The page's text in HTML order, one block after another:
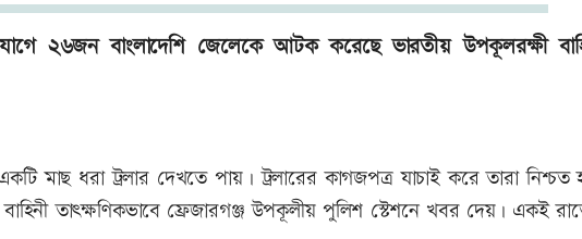
২৬জন বাংলাদেশি জেলেকে আটক করেছে ভারতীয় উপকূলরক্ষী
মাছ ধরা ট্রলার দেখতে পায়। ট্রলারের কাগজপত্র যাচাই করে তারা নিশ্চত
তাৎক্ষণিকভাবে ফ্রেজারগঞ্জ উপকূলীয় পুলিশ স্টেশনে খবর দেয়। একই